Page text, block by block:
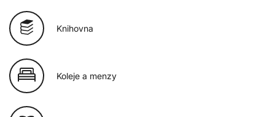
Knihovna
Koleje a menzy